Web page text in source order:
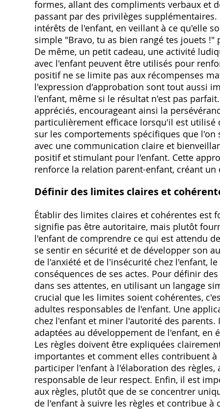
formes, allant des compliments verbaux et
passant par des privilèges
intérêts de l'enfant, en veillant à ce qu'elle
simple "Bravo, tu as bien rangé tes jouets
De même, un petit cadeau, une activité
avec l'enfant peuvent être utilisés pour
positif ne se limite pas aux récompenses
l'expression d'approbation sont tout aussi
l'enfant, même si le résultat n'est pas
appréciés, encourageant ainsi la
particulièrement efficace lorsqu'il est utilisé
sur les comportements spécifiques que
avec une communication claire et
positif et stimulant pour l'enfant. Cette
renforce la relation parent-enfant, créant
Définir des limites claires et
Établir des limites claires et cohérentes est
signifie pas être autoritaire, mais plutôt
l'enfant de comprendre ce qui est attendu
se sentir en sécurité et de développer son
de l'anxiété et de l'insécurité chez l'enfant,
conséquences de ses actes. Pour définir
dans ses attentes, en utilisant un langage
crucial que les limites soient cohérentes,
adultes responsables de l'enfant. Une
chez l'enfant et miner l'autorité des
adaptées au développement de l'enfant,
Les règles doivent être expliquées
importantes et comment elles contribuent
participer l'enfant à l'élaboration des
responsable de leur respect. Enfin, il est
aux règles, plutôt que de se concentrer
de l'enfant à suivre les règles et contribue